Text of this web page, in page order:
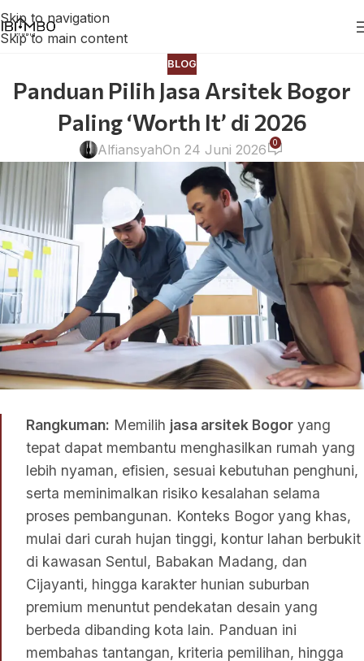
Skip to navigation
Skip to main content
BLOG
Panduan Pilih Jasa Arsitek Bogor
Paling ‘Worth It’ di 2026
AlfiansyahOn 24 Juni 2026 0
Rangkuman: Memilih jasa arsitek Bogor yang
tepat dapat membantu menghasilkan rumah yang
lebih nyaman, efisien, sesuai kebutuhan penghuni,
serta meminimalkan risiko kesalahan selama
proses pembangunan. Konteks Bogor yang khas,
mulai dari curah hujan tinggi, kontur lahan berbukit
di kawasan Sentul, Babakan Madang, dan
Cijayanti, hingga karakter hunian suburban
premium menuntut pendekatan desain yang
berbeda dibanding kota lain. Panduan ini
membahas tantangan, kriteria pemilihan, hingga